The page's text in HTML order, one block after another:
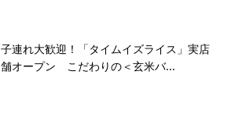
子連れ大歓迎！「タイムイズライス」実店
舗オープン こだわりの＜玄米バ...